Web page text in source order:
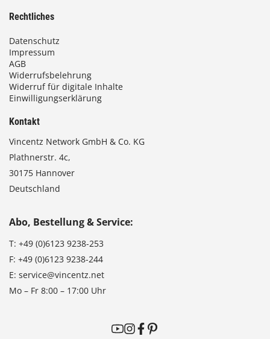
Rechtliches
Datenschutz
Impressum
AGB
Widerrufsbelehrung
Widerruf für digitale Inhalte
Einwilligungserklärung
Kontakt
Vincentz Network GmbH & Co. KG
Plathnerstr. 4c,
30175 Hannover
Deutschland
Abo, Bestellung & Service:
T: +49 (0)6123 9238-253
F: +49 (0)6123 9238-244
E: service@vincentz.net
Mo – Fr 8:00 – 17:00 Uhr